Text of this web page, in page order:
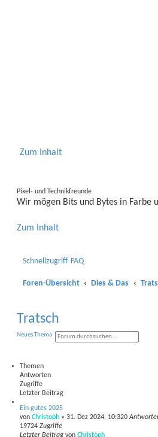
Zum Inhalt
Pixel- und Technikfreunde
Wir mögen Bits und Bytes in Farbe
Zum Inhalt
Schnellzugriff FAQ
Foren-Übersicht Dies & Das
Tratsch
Neues Thema
u
r
t
e
S
u
c
h
Themen
Antworten
Zugriffe
Letzter Beitrag
Ein gutes 2025
von Christoph » 31. Dez 2024, 10:320
19724 Zugriffe
Letzter Beitrag von Christoph